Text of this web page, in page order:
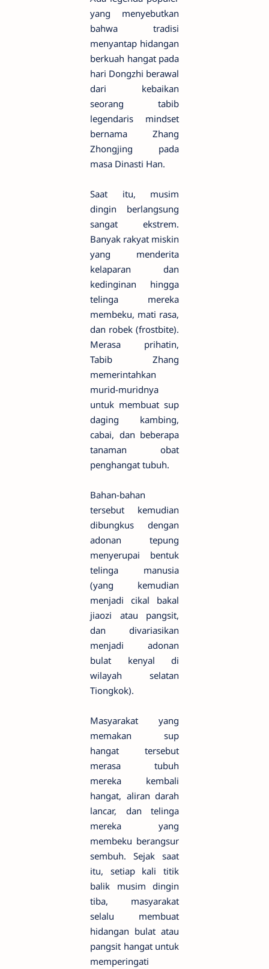
yang menyebutkan
bahwa tradisi
menyantap hidangan
berkuah hangat pada
hari Dongzhi berawal
dari kebaikan
seorang tabib
legendaris mindset
bernama Zhang
Zhongjing pada
masa Dinasti Han.
Saat itu, musim
dingin berlangsung
sangat ekstrem.
Banyak rakyat miskin
yang menderita
kelaparan dan
kedinginan hingga
telinga mereka
membeku, mati rasa,
dan robek (frostbite).
Merasa prihatin,
Tabib Zhang
memerintahkan
murid-muridnya
untuk membuat sup
daging kambing,
cabai, dan beberapa
tanaman obat
penghangat tubuh.
Bahan-bahan
tersebut kemudian
dibungkus dengan
adonan tepung
menyerupai bentuk
telinga manusia
(yang kemudian
menjadi cikal bakal
jiaozi atau pangsit,
dan divariasikan
menjadi adonan
bulat kenyal di
wilayah selatan
Tiongkok).
Masyarakat yang
memakan sup
hangat tersebut
merasa tubuh
mereka kembali
hangat, aliran darah
lancar, dan telinga
mereka yang
membeku berangsur
sembuh. Sejak saat
itu, setiap kali titik
balik musim dingin
tiba, masyarakat
selalu membuat
hidangan bulat atau
pangsit hangat untuk
memperingati